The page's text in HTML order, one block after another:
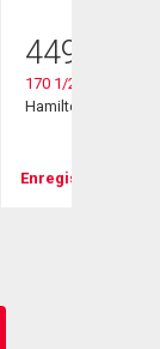
449 900
170 1/2 Macnab
Hamilton, ON
Enregistrer